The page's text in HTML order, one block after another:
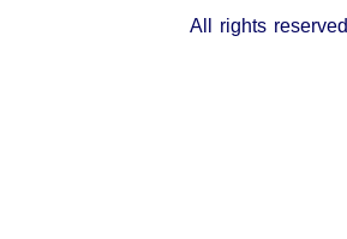
All rights reserved